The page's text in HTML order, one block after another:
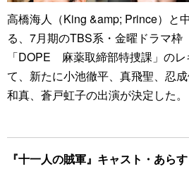
高橋海人（King &amp; Prince）と
る、7月期のTBS系・金曜ドラマ枠
「DOPE 麻薬取締部特捜課」の
て、新たに小池徹平、真飛聖、忍
和真、蒼戸虹子の出演が決定した。
『十一人の賊軍』キャスト・あらす